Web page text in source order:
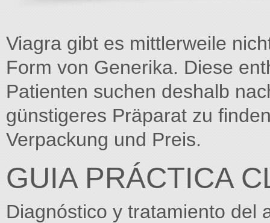
Viagra gibt es mittlerweile
Form von Generika. Diese
Patienten suchen deshalb
günstigeres Präparat zu
Verpackung und Preis.
GUIA PRÁCTICA
Diagnóstico y tratamiento del